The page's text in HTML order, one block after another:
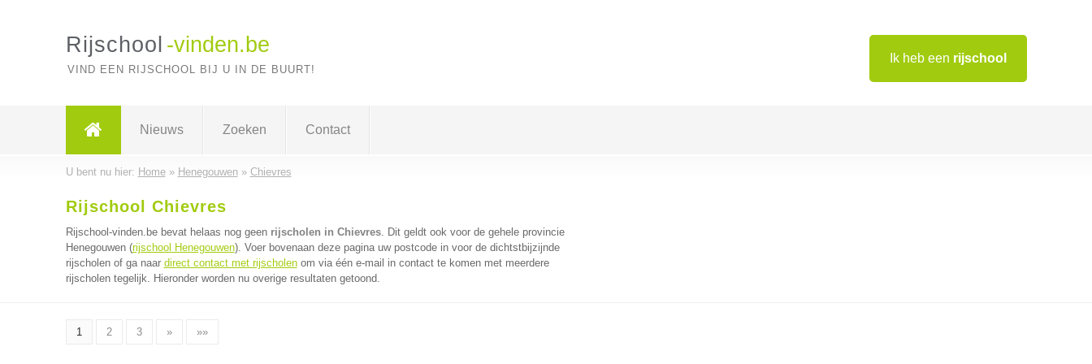
Ik heb een rijschool
Rijschool -vinden.be
VIND EEN RIJSCHOOL BIJ U IN DE BUURT!
Nieuws Zoeken Contact
U bent nu hier: Home» Henegouwen» Chievres
Rijschool Chievres
Rijschool-vinden.be bevat helaas nog geen rijscholen in Chievres. Dit geldt ook voor de gehele provincie
Henegouwen (rijschool Henegouwen). Voer bovenaan deze pagina uw postcode in voor de dichtstbijzijnde
rijscholen of ga naar direct contact met rijscholenom via één e-mail in contact te komen met meerdere
rijscholen tegelijk. Hieronder worden nu overige resultaten getoond.
1 2 3 » »»